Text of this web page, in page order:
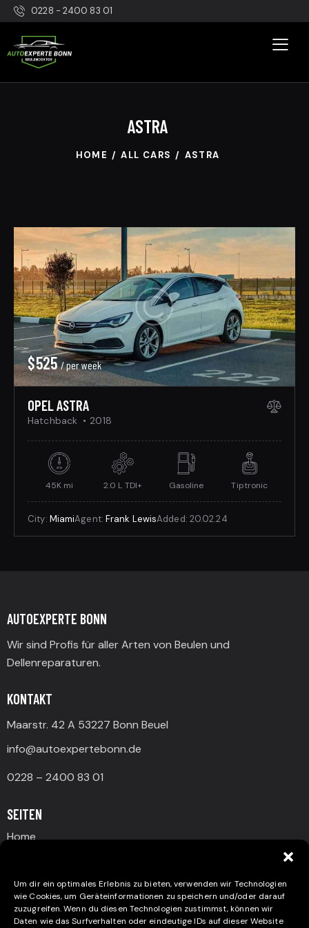
Um dir ein optimales Erlebnis zu bieten, verwenden wir Technologien
wie Cookies, um Geräteinformationen zu speichern und/oder darauf
zuzugreifen. Wenn du diesen Technologien zustimmst, können wir
Daten wie das Surfverhalten oder eindeutige IDs auf dieser Website
0228 - 2400 83 01
ASTRA
HOME ALL CARS ASTRA
$525 / per week
OPEL ASTRA
Hatchback 2018
45K mi 2.0 L TDI+ Gasoline Tiptronic
City: MiamiAgent: Frank LewisAdded: 20.02.24
AUTOEXPERTE BONN
Wir sind Profis für aller Arten von Beulen und
Dellenreparaturen.
KONTAKT
Maarstr. 42 A 53227 Bonn Beuel
info@autoexpertebonn.de
0228 – 2400 83 01
SEITEN
Home
Nanoversiegelung
Glanz & Schutz
Über Uns